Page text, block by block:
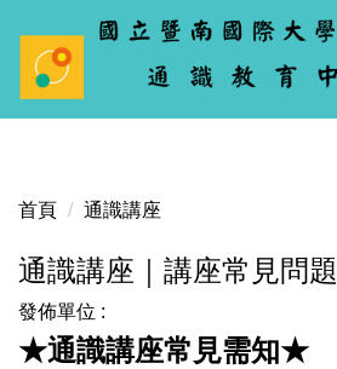
要
首頁
通識講座
通識講座｜講座常見問題
發佈單位 :
★通識講座常見需知★